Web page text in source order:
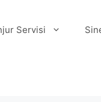
Servisi